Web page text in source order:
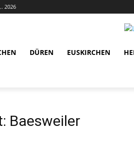
2026
DÜREN EUSKIRCHEN
Baesweiler